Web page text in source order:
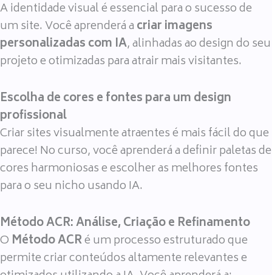
A identidade visual é essencial para o sucesso de
um site. Você aprenderá acriar imagens
personalizadas com IA, alinhadas ao design do seu
projeto e otimizadas para atrair mais visitantes.
Escolha de cores e fontes para um design
profissional
Criar sites visualmente atraentes é mais fácil do que
parece! No curso, você aprenderá a definir paletas de
cores harmoniosas e escolher as melhores fontes
para o seu nicho usando IA.
Método ACR: Análise, Criação e Refinamento
O Método ACRé um processo estruturado que
permite criar conteúdos altamente relevantes e